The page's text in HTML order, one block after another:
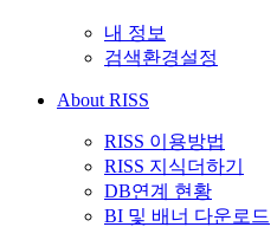
내 정보
검색환경설정
About RISS
RISS 이용방법
RISS 지식더하기
DB연계 현황
BI 및 배너 다운로드